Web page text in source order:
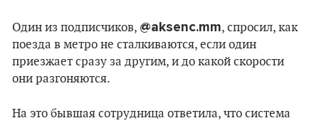
Один из подписчиков, @aksenc.mm, спросил, как
поезда в метро не сталкиваются, если один
приезжает сразу за другим, и до какой скорости
они разгоняются.
На это бывшая сотрудница ответила, что система